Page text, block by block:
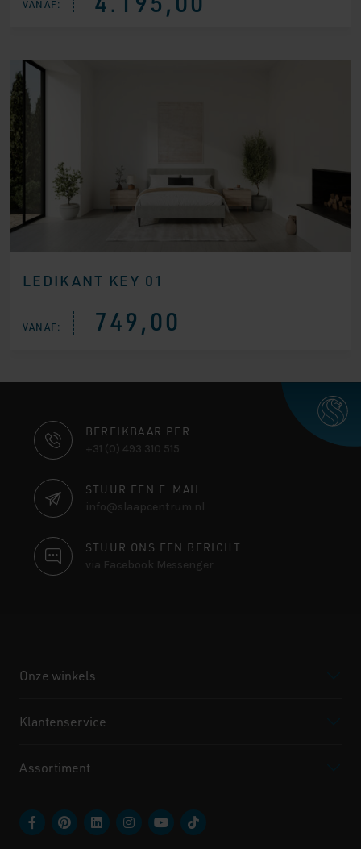
VANAF:
was:
LEDIKANT KEY 01
VANAF: 749,00
CONTACT
INFORMATIE
BEREIKBAAR PER
+31 (0) 493 310 515
STUUR EEN E-MAIL
info@slaapcentrum.nl
STUUR ONS EEN BERICHT
via Facebook Messenger
Onze winkels
Klantenservice
Assortiment